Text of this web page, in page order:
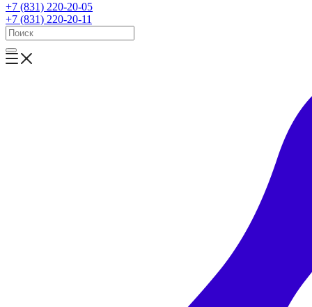
+7 (831) 220-20-05
+7 (831) 220-20-11